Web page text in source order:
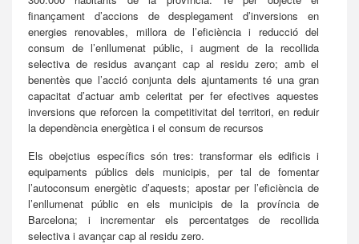
finançament d’accions de desplegament d’inversions en
energies renovables, millora de l’eficiència i reducció del
consum de l’enllumenat públic, i augment de la recollida
selectiva de residus avançant cap al residu zero; amb el
benentès que l’acció conjunta dels ajuntaments té una gran
capacitat d’actuar amb celeritat per fer efectives aquestes
inversions que reforcen la competitivitat del territori, en reduir
la dependència energètica i el consum de recursos
Els obejctius específics són tres: transformar els edificis i
equipaments públics dels municipis, per tal de fomentar
l’autoconsum energètic d’aquests; apostar per l’eficiència de
l’enllumenat públic en els municipis de la província de
Barcelona; i incrementar els percentatges de recollida
selectiva i avançar cap al residu zero.